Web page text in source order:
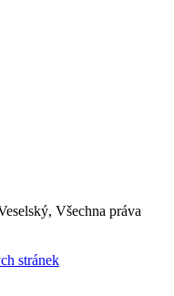
Všechna práva
stránek